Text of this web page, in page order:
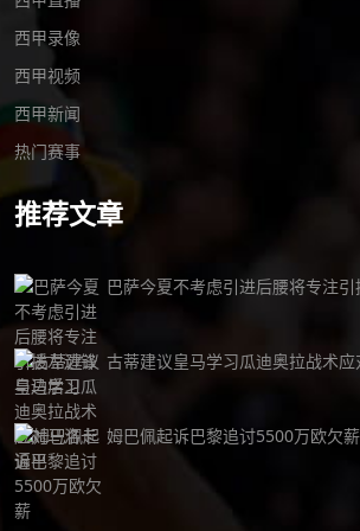
推荐文章
巴萨今夏不考虑引进后腰将专注
古蒂建议皇马学习瓜迪奥拉战术
姆巴佩起诉巴黎追讨5500万欧欠薪
西甲录像
西甲视频
西甲新闻
热门赛事